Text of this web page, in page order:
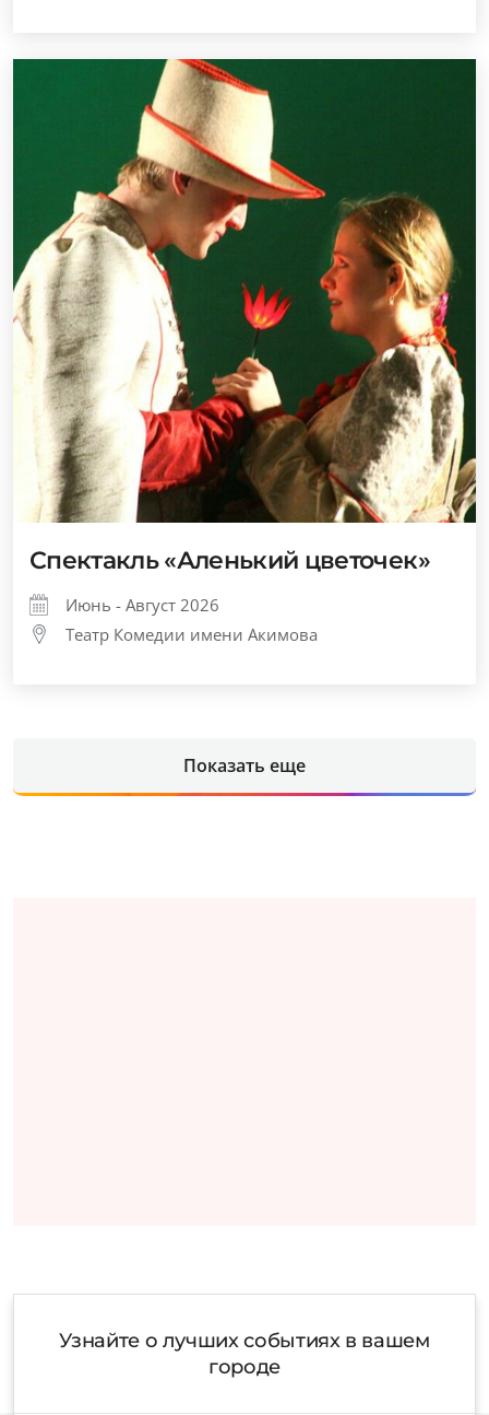
Спектакль «Аленький цветочек»
Июнь - Август 2026
Театр Комедии имени Акимова
Показать еще
Узнайте о лучших событиях в вашем
городе